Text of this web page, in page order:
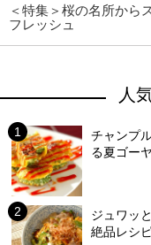
＜特集＞桜の名所か
フレッシュ
人
チャンプ
る夏ゴー
ジュワッ
絶品レシ